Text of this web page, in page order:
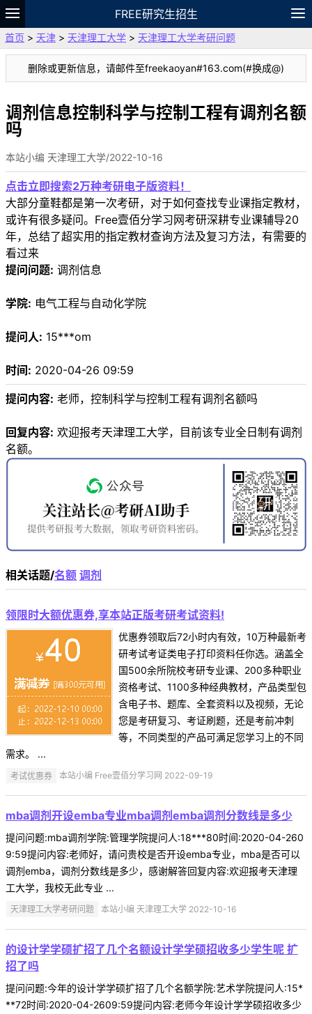
FREE研究生招生
题库
故事 专题 APP 笔记
论坛
VIP
资料
首页 > 天津 > 天津理工大学 > 天津理工大学考研问题
删除或更新信息，请邮件至freekaoyan#163.com(#换成@)
调剂信息控制科学与控制工程有调剂名额
吗
本站小编 天津理工大学/2022-10-16
点击立即搜索2万种考研电子版资料！
大部分童鞋都是第一次考研，对于如何查找专业课指定教材，
或许有很多疑问。Free壹佰分学习网考研深耕专业课辅导20
年，总结了超实用的指定教材查询方法及复习方法，有需要的
看过来
提问问题: 调剂信息
学院: 电气工程与自动化学院
提问人: 15***om
时间: 2020-04-26 09:59
提问内容: 老师，控制科学与控制工程有调剂名额吗
回复内容: 欢迎报考天津理工大学，目前该专业全日制有调剂
名额。
相关话题/名额 调剂
领限时大额优惠券,享本站正版考研考试资料!
优惠券领取后72小时内有效，10万种最新考
研考试考证类电子打印资料任你选。涵盖全
国500余所院校考研专业课、200多种职业
资格考试、1100多种经典教材，产品类型包
含电子书、题库、全套资料以及视频，无论
您是考研复习、考证刷题，还是考前冲刺
等，不同类型的产品可满足您学习上的不同
需求。 ...
考试优惠券 本站小编 Free壹佰分学习网 2022-09-19
mba调剂开设emba专业mba调剂emba调剂分数线是多少
提问问题:mba调剂学院:管理学院提问人:18***80时间:2020-04-260
9:59提问内容:老师好，请问贵校是否开设emba专业，mba是否可以
调剂emba，调剂分数线是多少，感谢解答回复内容:欢迎报考天津理
工大学，我校无此专业 ...
天津理工大学考研问题 本站小编 天津理工大学 2022-10-16
的设计学学硕扩招了几个名额设计学学硕招收多少学生呢 扩
招了吗
提问问题:今年的设计学学硕扩招了几个名额学院:艺术学院提问人:15*
**72时间:2020-04-2609:59提问内容:老师今年设计学学硕招收多少